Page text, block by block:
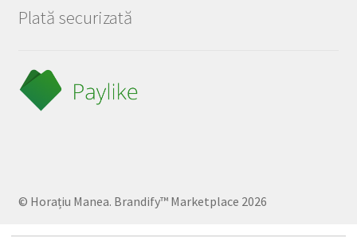
Plată securizată
© Horațiu Manea. Brandify™ Marketplace 2026